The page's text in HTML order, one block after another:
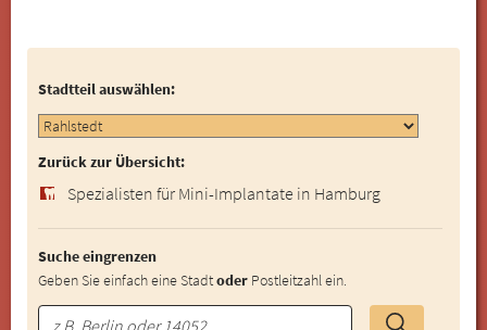
Stadtteil auswählen:
Zurück zur Übersicht:
Spezialisten für Mini-Implantate in Hamburg
Suche eingrenzen
Geben Sie einfach eine Stadtoder Postleitzahl ein.